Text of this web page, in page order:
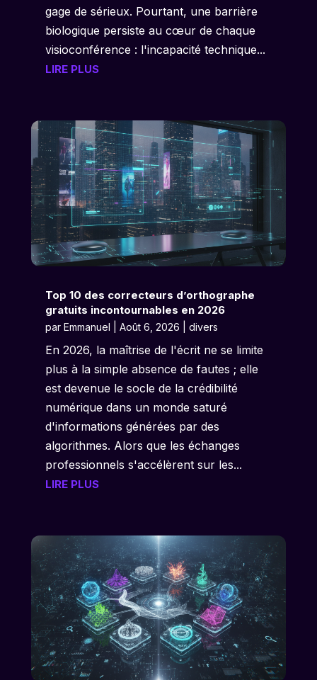
gage de sérieux. Pourtant, une barrière
biologique persiste au cœur de chaque
visioconférence : l'incapacité technique...
LIRE PLUS
Top 10 des correcteurs d’orthographe
gratuits incontournables en 2026
par Emmanuel Août 6, 2026 divers
En 2026, la maîtrise de l'écrit ne se limite
plus à la simple absence de fautes ; elle
est devenue le socle de la crédibilité
numérique dans un monde saturé
d'informations générées par des
algorithmes. Alors que les échanges
professionnels s'accélèrent sur les...
LIRE PLUS